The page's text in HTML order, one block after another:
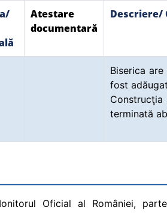
Atestare
documentară
Descriere/
Biserica
fost
Construcţia
terminată
Oficial al României,